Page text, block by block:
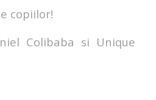
copiilor!
Colibaba si Unique